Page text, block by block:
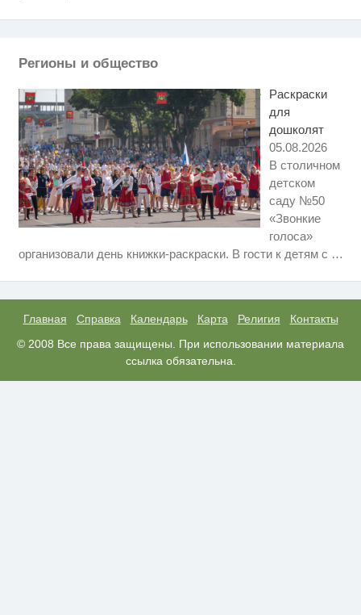
Регионы и общество
Раскраски
для
дошколят
05.08.2026
В столичном
детском
саду №50
«Звонкие
голоса»
организовали день книжки-раскраски. В гости к детям с …
Главная Справка Календарь Карта Религия
Контакты
© 2008 Все права защищены. При использовании материала
ссылка обязательна.
вы будете в шоке от увиденного
не оставит равнодушным
Крыма: Что люди вытворяют,
i
Ролик из Омска: вы будете
смеяться долго